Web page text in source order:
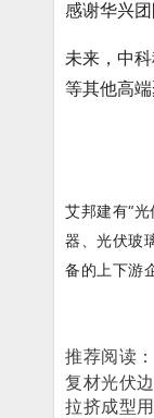
感谢华兴
未来，中
等其他高
艾邦建有“
器、光伏玻
备的上下游
推荐阅读：
复材光伏
拉挤成型